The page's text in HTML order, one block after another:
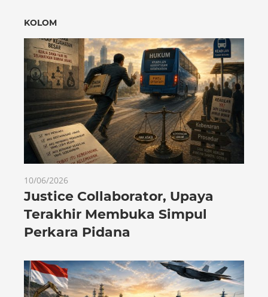
KOLOM
10/06/2026
Justice Collaborator, Upaya
Terakhir Membuka Simpul
Perkara Pidana